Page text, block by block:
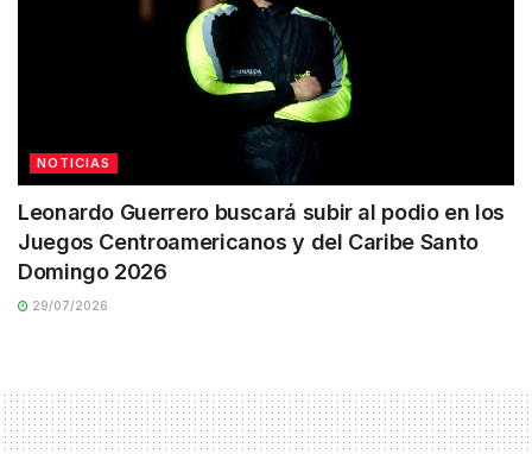
NOTICIAS
Leonardo Guerrero buscará subir al podio en los
Juegos Centroamericanos y del Caribe Santo
Domingo 2026
29/07/2026